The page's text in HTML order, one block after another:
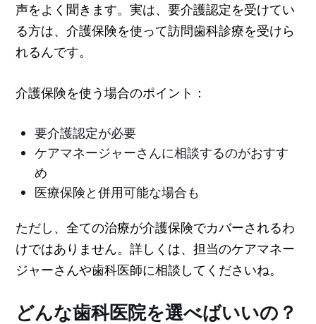
声をよく聞きます。実は、要介護認定を受けてい
る方は、介護保険を使って訪問歯科診療を受けら
れるんです。
介護保険を使う場合のポイント：
要介護認定が必要
ケアマネージャーさんに相談するのがおすす
め
医療保険と併用可能な場合も
ただし、全ての治療が介護保険でカバーされるわ
けではありません。詳しくは、担当のケアマネー
ジャーさんや歯科医師に相談してくださいね。
どんな歯科医院を選べばいいの？